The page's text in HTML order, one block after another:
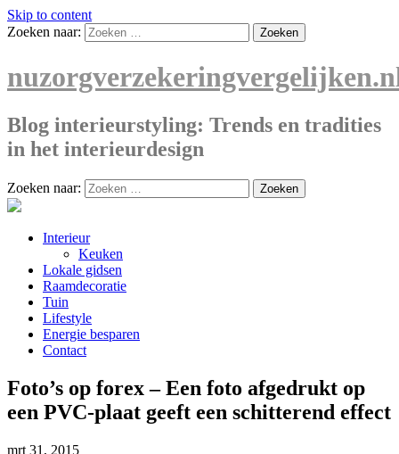
Skip to content
Zoeken naar:
Blog interieurstyling: Trends en tradities
in het interieurdesign
Zoeken naar:
Interieur
Keuken
Lokale gidsen
Raamdecoratie
Tuin
Lifestyle
Energie besparen
Contact
Foto’s op forex – Een foto afgedrukt op
een PVC-plaat geeft een schitterend effect
mrt 31, 2015